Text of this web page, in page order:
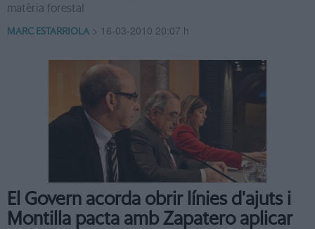
matèria forestal
MARC ESTARRIOLA > 16-03-2010 20:07 h
El Govern acorda obrir línies d'ajuts i
Montilla pacta amb Zapatero aplicar